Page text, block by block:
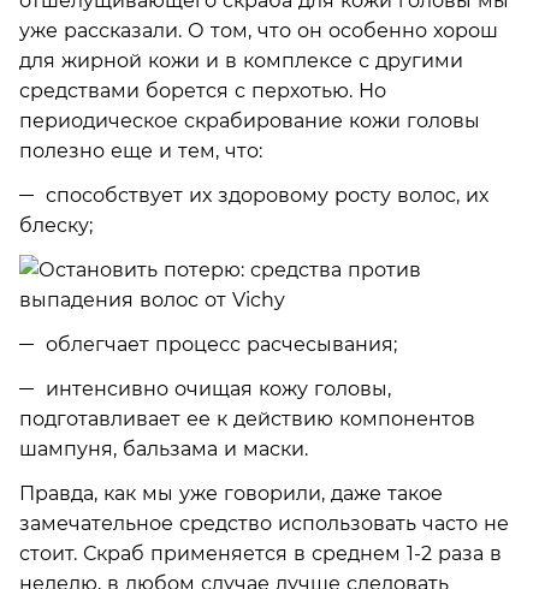
уже рассказали. О том, что он особенно хорош
для жирной кожи и в комплексе с другими
средствами борется с перхотью. Но
периодическое скрабирование кожи головы
полезно еще и тем, что:
способствует их здоровому росту волос, их
блеску;
облегчает процесс расчесывания;
интенсивно очищая кожу головы,
подготавливает ее к действию компонентов
шампуня, бальзама и маски.
Правда, как мы уже говорили, даже такое
замечательное средство использовать часто не
стоит. Скраб применяется в среднем 1-2 раза в
неделю, в любом случае лучше следовать